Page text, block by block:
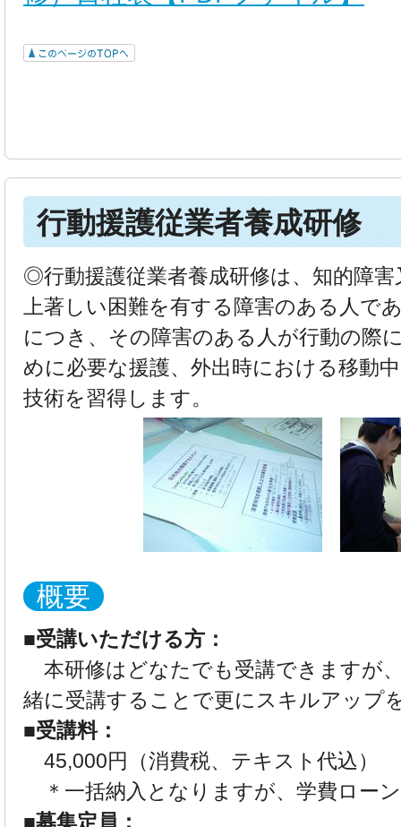
行動援護従業者養成研修
◎行動援護従業者養成研修は、知的障
上著しい困難を有する障害のある人で
につき、その障害のある人が行動の際
めに必要な援護、外出時における移動
技術を習得します。
概要
■受講いただける方：
本研修はどなたでも受講できますが
緒に受講することで更にスキルアップ
■受講料：
45,000円（消費税、テキスト代込）
＊一括納入となりますが、学費ロー
■募集定員：